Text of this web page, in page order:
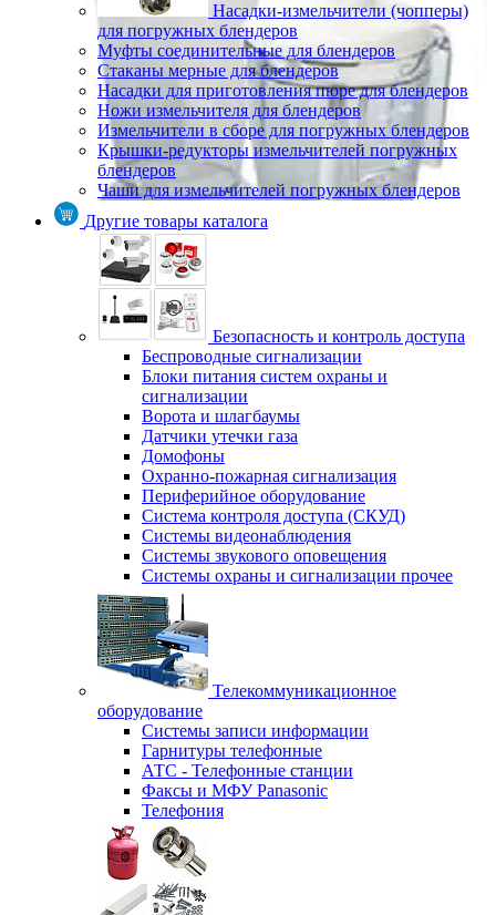
Насадки-измельчители (чопперы)
для погружных блендеров
Муфты соединительные для блендеров
Стаканы мерные для блендеров
Насадки для приготовления пюре для блендеров
Ножи измельчителя для блендеров
Измельчители в сборе для погружных блендеров
Крышки-редукторы измельчителей погружных
блендеров
Чаши для измельчителей погружных блендеров
Другие товары каталога
Безопасность и контроль доступа
Беспроводные сигнализации
Блоки питания систем охраны и
сигнализации
Ворота и шлагбаумы
Датчики утечки газа
Домофоны
Охранно-пожарная сигнализация
Периферийное оборудование
Система контроля доступа (СКУД)
Системы видеонаблюдения
Системы звукового оповещения
Системы охраны и сигнализации прочее
Телекоммуникационное
оборудование
Системы записи информации
Гарнитуры телефонные
АТС - Телефонные станции
Факсы и МФУ Panasonic
Телефония